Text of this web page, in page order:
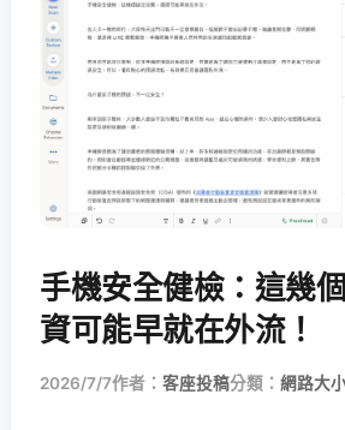
手機安全健檢：這幾
資可能早就在外流！
2026/7/7作者： 客座投稿分類： 網路大